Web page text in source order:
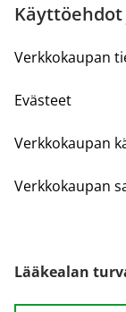
Verkkokaupan
Evästeet
Verkkokaupan
Verkkokaupan
Lääkealan